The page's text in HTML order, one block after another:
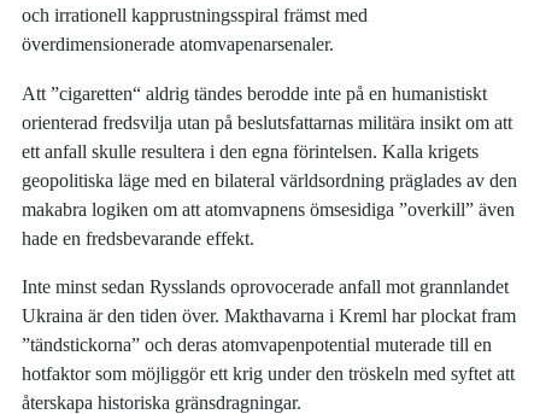
och irrationell kapprustningsspiral främst med
överdimensionerade atomvapenarsenaler.
Att ”cigaretten“ aldrig tändes berodde inte på en humanistiskt
orienterad fredsvilja utan på beslutsfattarnas militära insikt om att
ett anfall skulle resultera i den egna förintelsen. Kalla krigets
geopolitiska läge med en bilateral världsordning präglades av den
makabra logiken om att atomvapnens ömsesidiga ”overkill” även
hade en fredsbevarande effekt.
Inte minst sedan Rysslands oprovocerade anfall mot grannlandet
Ukraina är den tiden över. Makthavarna i Kreml har plockat fram
”tändstickorna” och deras atomvapenpotential muterade till en
hotfaktor som möjliggör ett krig under den tröskeln med syftet att
återskapa historiska gränsdragningar.